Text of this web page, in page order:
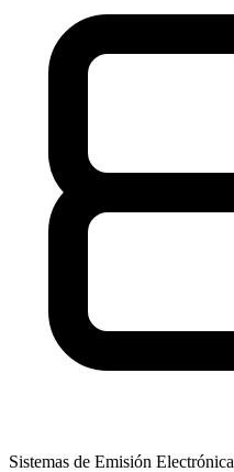
Sistemas de Emisión Electrónica